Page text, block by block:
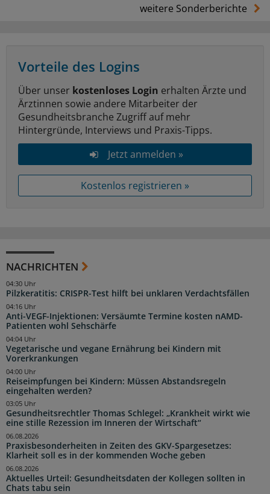
weitere Sonderberichte
Vorteile des Logins
Über unser kostenloses Login erhalten Ärzte und
Ärztinnen sowie andere Mitarbeiter der
Gesundheitsbranche Zugriff auf mehr
Hintergründe, Interviews und Praxis-Tipps.
Jetzt anmelden »
Kostenlos registrieren »
NACHRICHTEN
Pilzkeratitis: CRISPR-Test hilft bei unklaren Verdachtsfällen
04:30 Uhr
Anti-VEGF-Injektionen: Versäumte Termine kosten nAMD-
Patienten wohl Sehschärfe
04:16 Uhr
Vegetarische und vegane Ernährung bei Kindern mit
Vorerkrankungen
04:04 Uhr
Reiseimpfungen bei Kindern: Müssen Abstandsregeln
eingehalten werden?
04:00 Uhr
Gesundheitsrechtler Thomas Schlegel: „Krankheit wirkt wie
eine stille Rezession im Inneren der Wirtschaft“
03:05 Uhr
Praxisbesonderheiten in Zeiten des GKV-Spargesetzes:
Klarheit soll es in der kommenden Woche geben
06.08.2026
Aktuelles Urteil: Gesundheitsdaten der Kollegen sollten in
Chats tabu sein
06.08.2026